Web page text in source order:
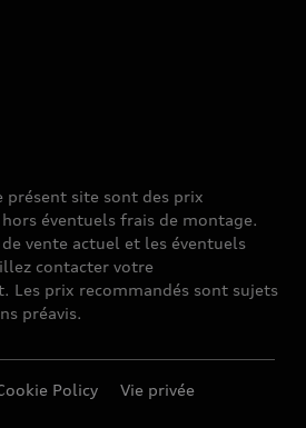
présent site sont des prix
hors éventuels frais de montage.
vente actuel et les éventuels
contacter votre
Les prix recommandés sont sujets
préavis.
Policy Vie privée